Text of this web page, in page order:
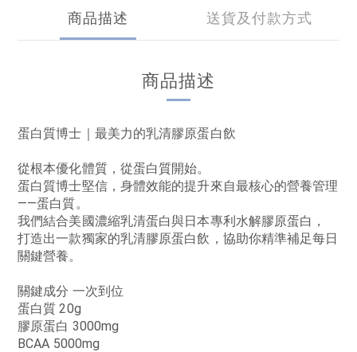
商品描述 送貨及付款方式
商品描述
蛋白質博士｜最美力的乳清膠原蛋白飲
從根本優化體質，從蛋白質開始。
蛋白質博士堅信，身體效能的提升來自最核心的營養管理
——蛋白質。
我們結合美國濃縮乳清蛋白與日本專利水解膠原蛋白，
打造出一款獨家的乳清膠原蛋白飲，協助你精準補足每日
關鍵營養。
關鍵成分 一次到位
蛋白質 20g
膠原蛋白 3000mg
BCAA 5000mg